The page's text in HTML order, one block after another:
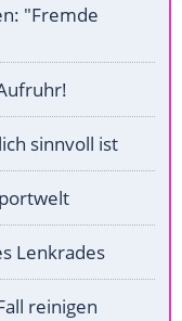
"Fremde
sinnvoll ist
Lenkrades
reinigen